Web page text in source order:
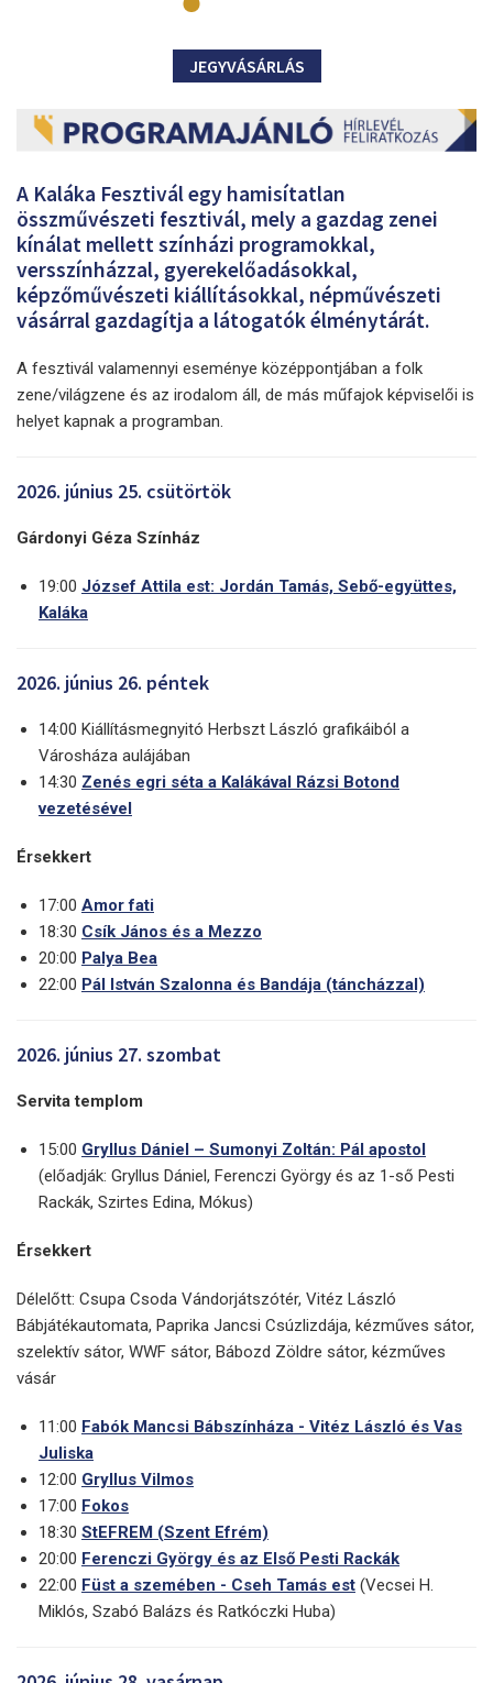
JEGYVÁSÁRLÁS
A Kaláka Fesztivál egy hamisítatlan
összművészeti fesztivál, mely a gazdag zenei
kínálat mellett színházi programokkal,
versszínházzal, gyerekelőadásokkal,
képzőművészeti kiállításokkal, népművészeti
vásárral gazdagítja a látogatók élménytárát.
A fesztivál valamennyi eseménye középpontjában a folk
zene/világzene és az irodalom áll, de más műfajok képviselői is
helyet kapnak a programban.
2026. június 25. csütörtök
Gárdonyi Géza Színház
19:00 József Attila est: Jordán Tamás, Sebő-együttes,
Kaláka
2026. június 26. péntek
14:00 Kiállításmegnyitó Herbszt László grafikáiból a
Városháza aulájában
14:30 Zenés egri séta a Kalákával Rázsi Botond
vezetésével
Érsekkert
17:00 Amor fati
18:30 Csík János és a Mezzo
20:00 Palya Bea
22:00 Pál István Szalonna és Bandája (táncházzal)
2026. június 27. szombat
Servita templom
15:00 Gryllus Dániel – Sumonyi Zoltán: Pál apostol
(előadják: Gryllus Dániel, Ferenczi György és az 1-ső Pesti
Rackák, Szirtes Edina, Mókus)
Érsekkert
Délelőtt: Csupa Csoda Vándorjátszótér, Vitéz László
Bábjátékautomata, Paprika Jancsi Csúzlizdája, kézműves sátor,
szelektív sátor, WWF sátor, Bábozd Zöldre sátor, kézműves
vásár
11:00 Fabók Mancsi Bábszínháza - Vitéz László és Vas
Juliska
12:00 Gryllus Vilmos
17:00 Fokos
18:30 StEFREM (Szent Efrém)
20:00 Ferenczi György és az Első Pesti Rackák
22:00 Füst a szemében - Cseh Tamás est (Vecsei H.
Miklós, Szabó Balázs és Ratkóczki Huba)